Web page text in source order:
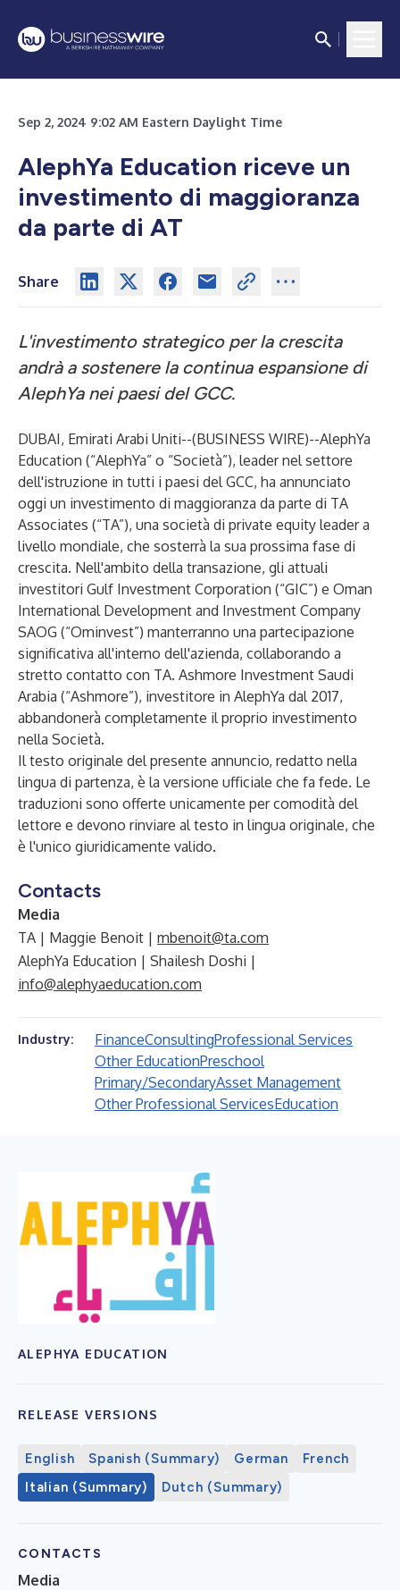
Sep 2, 2024 9:02 AM Eastern Daylight Time
AlephYa Education riceve un
investimento di maggioranza
da parte di AT
Share
L'investimento strategico per la crescita
andrà a sostenere la continua espansione di
AlephYa nei paesi del GCC.
DUBAI, Emirati Arabi Uniti--(BUSINESS WIRE)--AlephYa
Education (“AlephYa” o “Società”), leader nel settore
dell'istruzione in tutti i paesi del GCC, ha annunciato
oggi un investimento di maggioranza da parte di TA
Associates (“TA”), una società di private equity leader a
livello mondiale, che sosterrà la sua prossima fase di
crescita. Nell'ambito della transazione, gli attuali
investitori Gulf Investment Corporation (“GIC”) e Oman
International Development and Investment Company
SAOG (“Ominvest”) manterranno una partecipazione
significativa all'interno dell'azienda, collaborando a
stretto contatto con TA. Ashmore Investment Saudi
Arabia (“Ashmore”), investitore in AlephYa dal 2017,
abbandonerà completamente il proprio investimento
nella Società.
Il testo originale del presente annuncio, redatto nella
lingua di partenza, è la versione ufficiale che fa fede. Le
traduzioni sono offerte unicamente per comodità del
lettore e devono rinviare al testo in lingua originale, che
è l'unico giuridicamente valido.
Contacts
Media
TA | Maggie Benoit | mbenoit@ta.com
AlephYa Education | Shailesh Doshi |
info@alephyaeducation.com
Industry: FinanceConsultingProfessional Services
Other EducationPreschool
Primary/SecondaryAsset Management
Other Professional ServicesEducation
ALEPHYA EDUCATION
RELEASE VERSIONS
English Spanish (Summary) German
French
Italian (Summary)
Dutch (Summary)
CONTACTS
Media